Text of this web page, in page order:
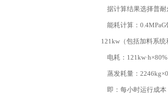
据计算结果选择普耐
能耗计算：
121kw（包括加料系统
电耗：
蒸发耗量：
即：每小时运行成本